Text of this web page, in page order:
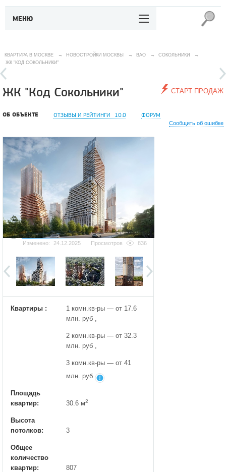
МЕНЮ
КВАРТИРА В МОСКВЕ → НОВОСТРОЙКИ МОСКВЫ → ВАО → СОКОЛЬНИКИ
→
ЖК "КОД СОКОЛЬНИКИ"
ЖК "Код Сокольники" СТАРТ ПРОДАЖ
ОБ ОБЪЕКТЕ ОТЗЫВЫ И РЕЙТИНГИ 10.0 ФОРУМ
Сообщить об ошибке
Добавить фотографию
Изменено:
24.12.2025 Просмотров 836
Квартиры :
1 комн.кв-ры — от 17.6
млн. руб ,
2 комн.кв-ры — от 32.3
млн. руб ,
3 комн.кв-ры — от 41
млн. руб
Площадь
квартир:
30.6 м2
Высота
потолков:
3
Общее
количество
квартир:
807